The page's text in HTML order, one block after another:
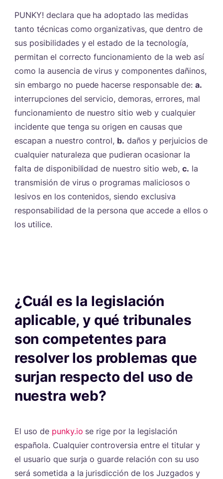
PUNKY! declara que ha adoptado las medidas
tanto técnicas como organizativas, que dentro de
sus posibilidades y el estado de la tecnología,
permitan el correcto funcionamiento de la web así
como la ausencia de virus y componentes dañinos,
sin embargo no puede hacerse responsable de:a.
interrupciones del servicio, demoras, errores, mal
funcionamiento de nuestro sitio web y cualquier
incidente que tenga su origen en causas que
escapan a nuestro control, b. daños y perjuicios de
cualquier naturaleza que pudieran ocasionar la
falta de disponibilidad de nuestro sitio web,c. la
transmisión de virus o programas maliciosos o
lesivos en los contenidos, siendo exclusiva
responsabilidad de la persona que accede a ellos o
los utilice.
¿Cuál es la legislación
aplicable, y qué tribunales
son competentes para
resolver los problemas que
surjan respecto del uso de
nuestra web?
El uso de punky.io se rige por la legislación
española. Cualquier controversia entre el titular y
el usuario que surja o guarde relación con su uso
será sometida a la jurisdicción de los Juzgados y